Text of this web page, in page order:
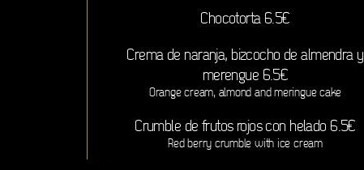
Chocotorta 6.5€
Crema de naranja, bizcocho de almendra y
merengue 6.5€
Orange cream, almond and meringue cake
Crumble de frutos rojos con helado 6.5€
Red berry crumble with ice cream